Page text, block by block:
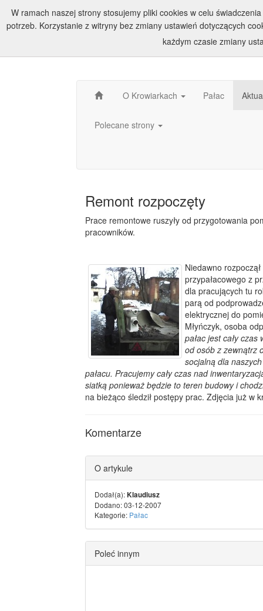
O Krowiarkach Pałac
Polecane strony
Remont rozpoczęty
Prace remontowe ruszyły od przygotowania
pracowników.
Niedawno
przypałacowego z
dla pracujących tu
parą od
elektrycznej do
Młyńczyk, osoba
pałac jest cały
od osób z zewnątrz
socjalną dla
pałacu. Pracujemy cały czas nad
siatką ponieważ będzie to teren budowy i
na bieżąco śledził postępy prac. Zdjęcia już w
Komentarze
O artykule
Dodał(a):Klaudiusz
Dodano: 03-12-2007
Kategorie: Pałac
Poleć innym
W ramach naszej strony stosujemy pliki cookies w celu
potrzeb. Korzystanie z witryny bez zmiany ustawień dotyczących
każdym czasie zmiany